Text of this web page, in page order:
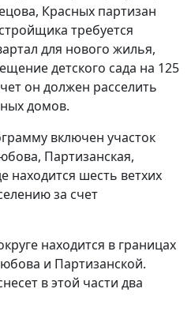
Красных партизан
требуется
для нового жилья,
детского сада на 125
он должен расселить
домов.
включен участок
Партизанская,
находится шесть ветхих
за счет
находится в границах
и Партизанской.
в этой части два